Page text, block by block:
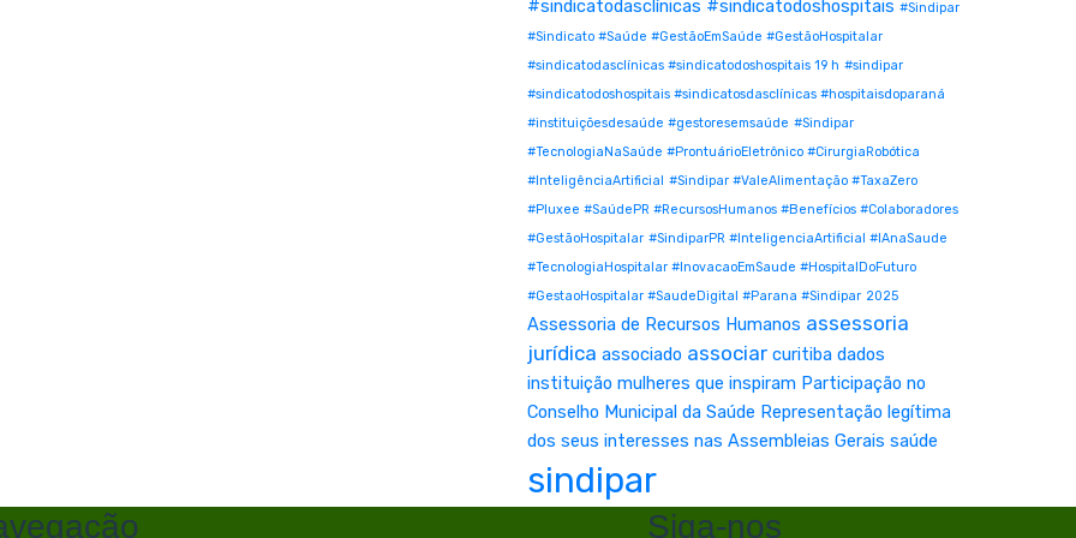
#sindicatodasclínicas #sindicatodoshospitais #Sindipar
#Sindicato #Saúde #GestãoEmSaúde #GestãoHospitalar
#sindicatodasclínicas #sindicatodoshospitais 19 h #sindipar
#sindicatodoshospitais #sindicatosdasclínicas #hospitaisdoparaná
#instituiçõesdesaúde #gestoresemsaúde #Sindipar
#TecnologiaNaSaúde #ProntuárioEletrônico #CirurgiaRobótica
#InteligênciaArtificial #Sindipar #ValeAlimentação #TaxaZero
#Pluxee #SaúdePR #RecursosHumanos #Benefícios #Colaboradores
#GestãoHospitalar #SindiparPR #InteligenciaArtificial #IAnaSaude
#TecnologiaHospitalar #InovacaoEmSaude #HospitalDoFuturo
#GestaoHospitalar #SaudeDigital #Parana #Sindipar 2025
Assessoria de Recursos Humanos assessoria
jurídica associado associar curitiba dados
instituição mulheres que inspiram Participação no
Conselho Municipal da Saúde Representação legítima
dos seus interesses nas Assembleias Gerais saúde
sindipar
Siga-nos